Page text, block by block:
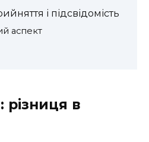
і підсвідомість
аспект
різниця в